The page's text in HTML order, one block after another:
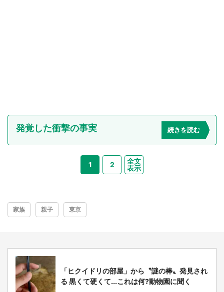
発覚した衝撃の事実 続きを読む
1 2
全文
表示
家族 親子 東京
「ヒクイドリの部屋」から〝謎の棒〟発見され
る 黒くて硬くて...これは何?動物園に聞く